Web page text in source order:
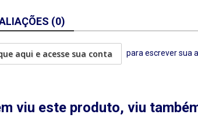
(0)
aqui e acesse sua conta para escrever sua
viu este produto, viu